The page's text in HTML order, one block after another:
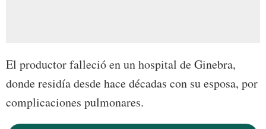
El productor falleció en un hospital de Ginebra,
donde residía desde hace décadas con su esposa, por
complicaciones pulmonares.